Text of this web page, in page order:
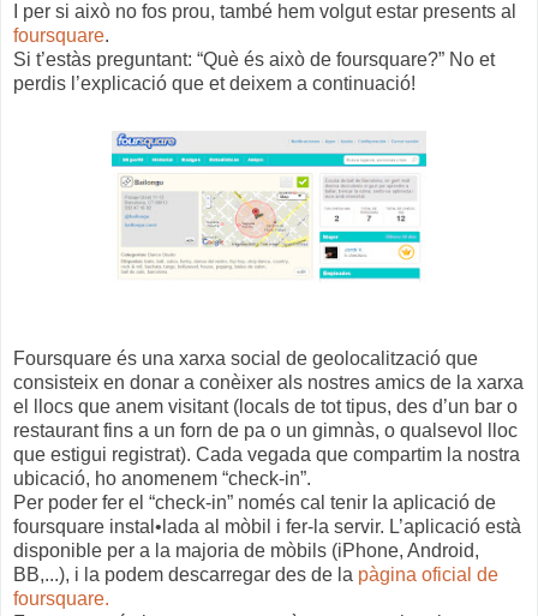
I per si això no fos prou, també hem volgut estar presents al
foursquare.
Si t’estàs preguntant: “Què és això de foursquare?” No et
perdis l’explicació que et deixem a continuació!
Foursquare és una xarxa social de geolocalització que
consisteix en donar a conèixer als nostres amics de la xarxa
el llocs que anem visitant (locals de tot tipus, des d’un bar o
restaurant fins a un forn de pa o un gimnàs, o qualsevol lloc
que estigui registrat). Cada vegada que compartim la nostra
ubicació, ho anomenem “check-in”.
Per poder fer el “check-in” només cal tenir la aplicació de
foursquare instal•lada al mòbil i fer-la servir. L’aplicació està
disponible per a la majoria de mòbils (iPhone, Android,
BB,...), i la podem descarregar des de la pàgina oficial de
foursquare.